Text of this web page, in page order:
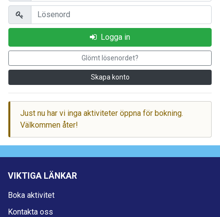
Logga in
Glömt lösenordet?
Skapa konto
Just nu har vi inga aktiviteter öppna för bokning.
Välkommen åter!
VIKTIGA LÄNKAR
Boka aktivitet
Kontakta oss